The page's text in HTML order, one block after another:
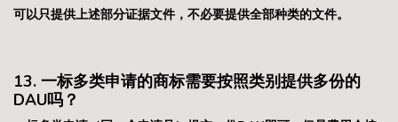
可以只提供上述部分证据文件，不必要提供全部种类的文件。
13. 一标多类申请的商标需要按照类别提供多份的
DAU吗？